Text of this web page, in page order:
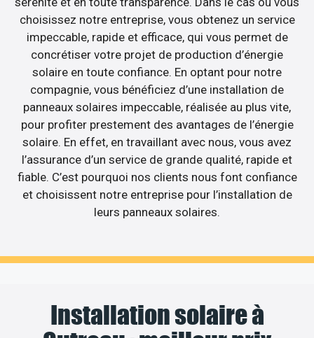
choisissez notre entreprise, vous obtenez un service
impeccable, rapide et efficace, qui vous permet de
concrétiser votre projet de production d’énergie
solaire en toute confiance. En optant pour notre
compagnie, vous bénéficiez d’une installation de
panneaux solaires impeccable, réalisée au plus vite,
pour profiter prestement des avantages de l’énergie
solaire. En effet, en travaillant avec nous, vous avez
l’assurance d’un service de grande qualité, rapide et
fiable. C’est pourquoi nos clients nous font confiance
et choisissent notre entreprise pour l’installation de
leurs panneaux solaires.
Installation solaire à